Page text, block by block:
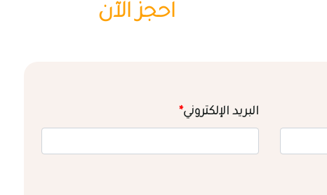
احجز الآن
البريد الإلكتروني*